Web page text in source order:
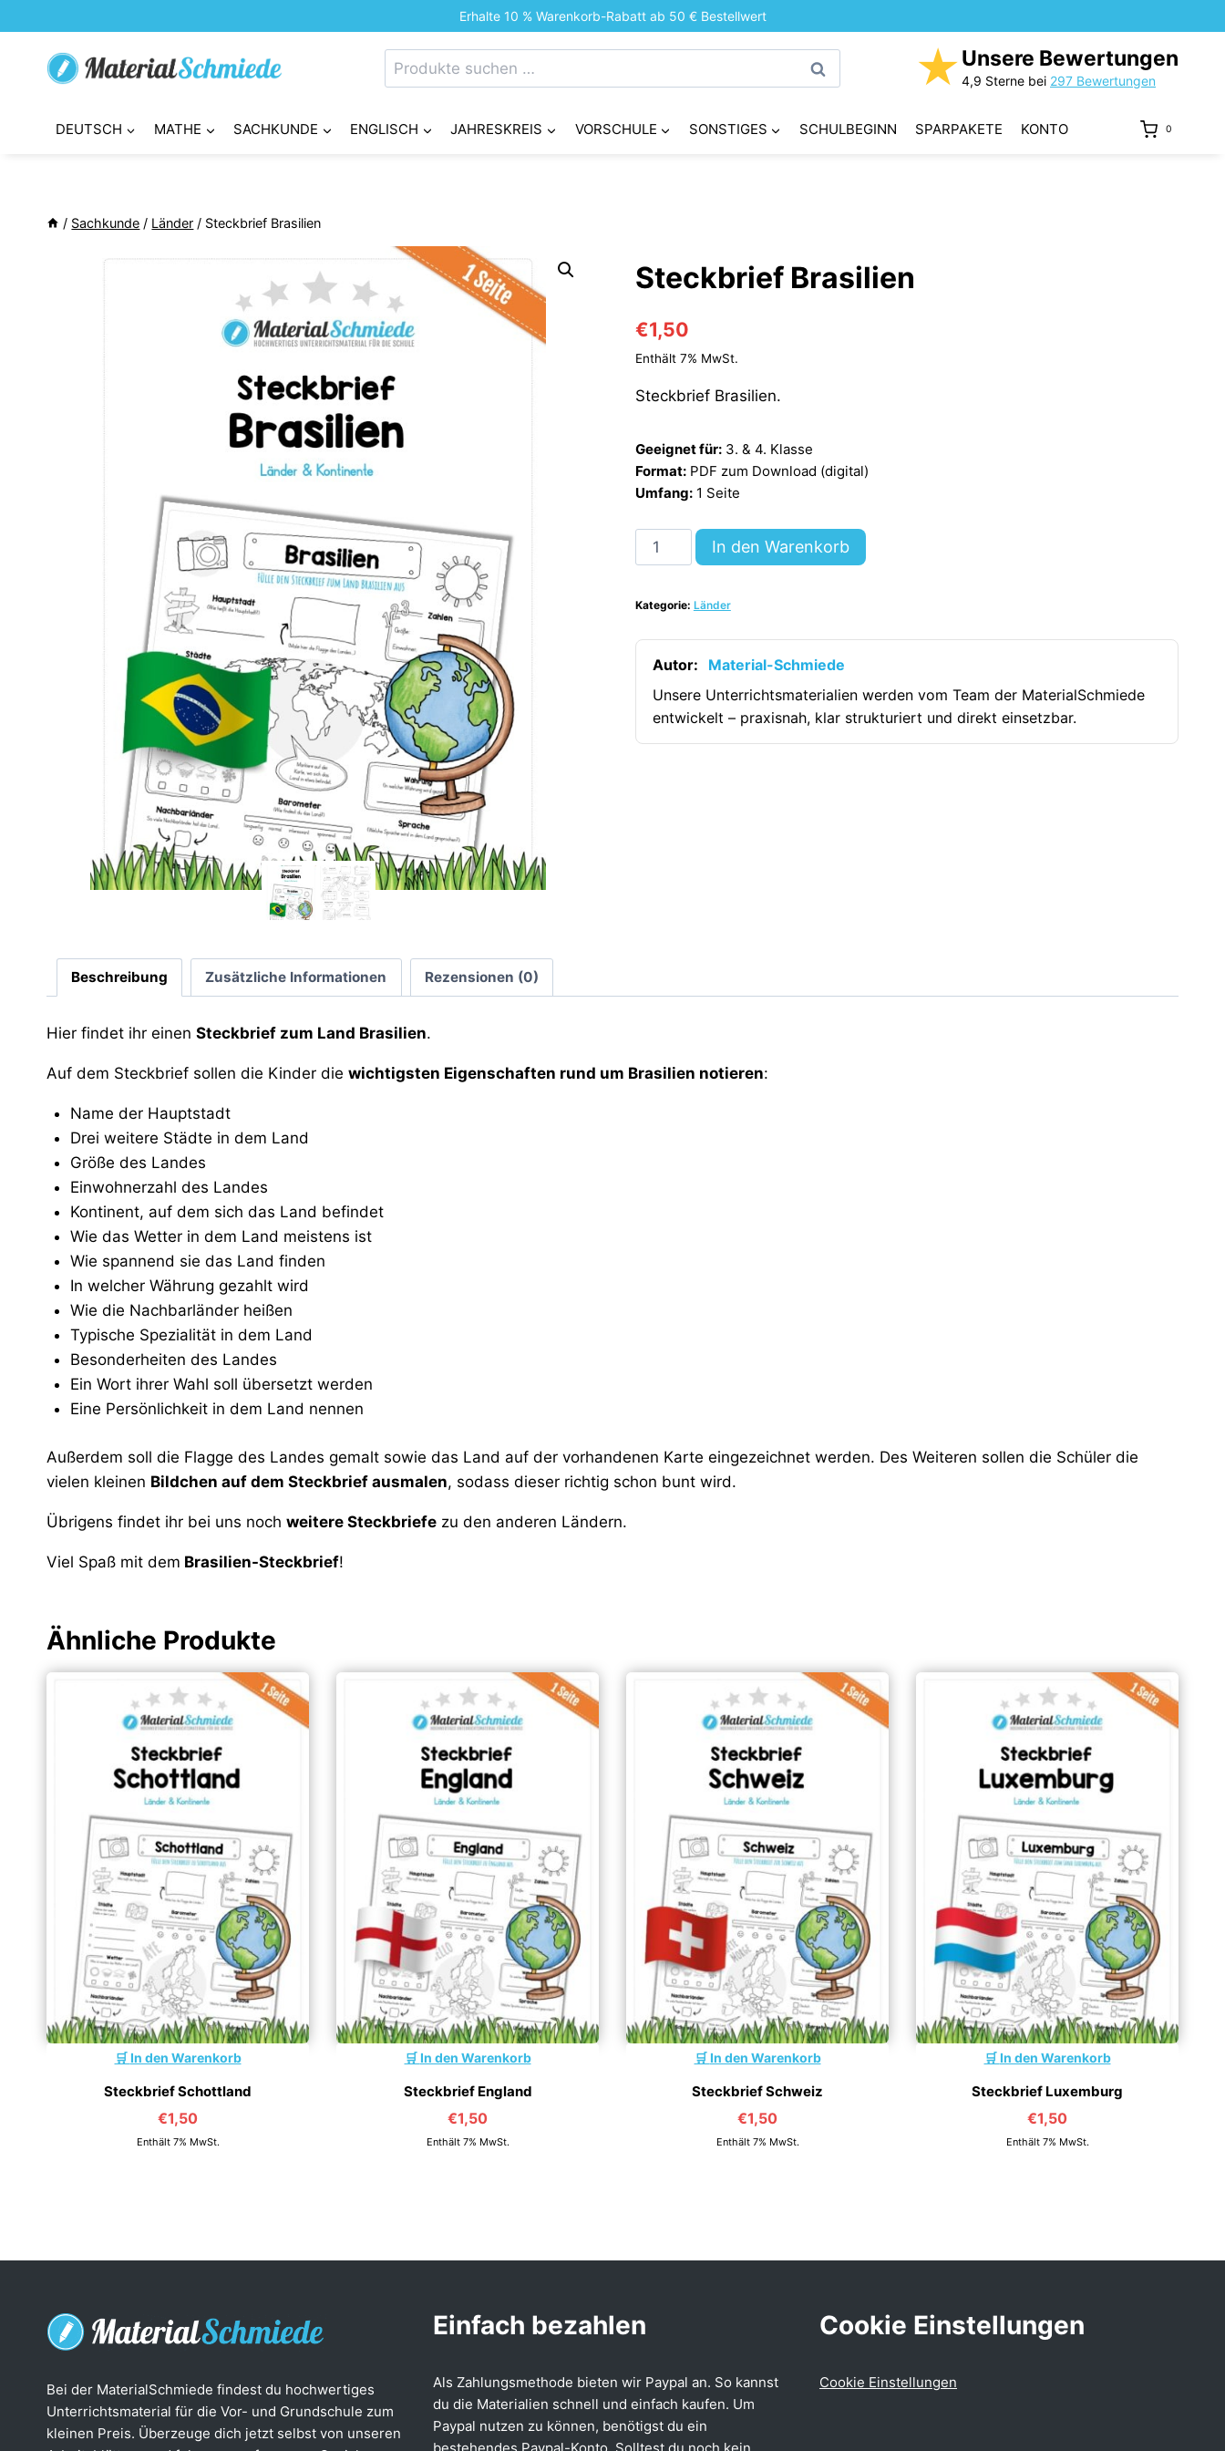
Inhalt
springen
Erhalte 10 % Warenkorb-Rabatt ab 50 € Bestellwert
Suchen
nach:
Suchen ★ Unsere Bewertungen
4,9 Sterne bei 297 Bewertungen
DEUTSCH MATHE SACHKUNDE ENGLISCH JAHRESKREIS VORSCHULE SONSTIGES SCHULBEGINN SPARPAKETE KONTO 0
/ Sachkunde / Länder / Steckbrief Brasilien
Steckbrief Brasilien
€1,50
Enthält 7% MwSt.
Steckbrief Brasilien.
Geeignet für: 3. & 4. Klasse
Format: PDF zum Download (digital)
Umfang: 1 Seite
Steckbrief
Brasilien
Menge
In den Warenkorb
Kategorie: Länder
Autor:
Material-Schmiede
Unsere Unterrichtsmaterialien werden vom Team der MaterialSchmiede
entwickelt – praxisnah, klar strukturiert und direkt einsetzbar.
Beschreibung Zusätzliche Informationen Rezensionen (0)
Hier findet ihr einen Steckbrief zum Land Brasilien.
Auf dem Steckbrief sollen die Kinder die wichtigsten Eigenschaften rund um Brasilien notieren:
Name der Hauptstadt
Drei weitere Städte in dem Land
Größe des Landes
Einwohnerzahl des Landes
Kontinent, auf dem sich das Land befindet
Wie das Wetter in dem Land meistens ist
Wie spannend sie das Land finden
In welcher Währung gezahlt wird
Wie die Nachbarländer heißen
Typische Spezialität in dem Land
Besonderheiten des Landes
Ein Wort ihrer Wahl soll übersetzt werden
Eine Persönlichkeit in dem Land nennen
Außerdem soll die Flagge des Landes gemalt sowie das Land auf der vorhandenen Karte eingezeichnet werden. Des Weiteren sollen die Schüler die
vielen kleinen Bildchen auf dem Steckbrief ausmalen, sodass dieser richtig schon bunt wird.
Übrigens findet ihr bei uns noch weitere Steckbriefe zu den anderen Ländern.
Viel Spaß mit dem Brasilien-Steckbrief!
Ähnliche Produkte
In den Warenkorb
Steckbrief Schottland
€1,50
Enthält 7% MwSt.
In den Warenkorb
Steckbrief England
€1,50
Enthält 7% MwSt.
In den Warenkorb
Steckbrief Schweiz
€1,50
Enthält 7% MwSt.
In den Warenkorb
Steckbrief Luxemburg
€1,50
Enthält 7% MwSt.
Bei der MaterialSchmiede findest du hochwertiges
Unterrichtsmaterial für die Vor- und Grundschule zum
kleinen Preis. Überzeuge dich jetzt selbst von unseren
Einfach bezahlen
Als Zahlungsmethode bieten wir Paypal an. So kannst
du die Materialien schnell und einfach kaufen. Um
Paypal nutzen zu können, benötigst du ein
Cookie Einstellungen
Cookie Einstellungen